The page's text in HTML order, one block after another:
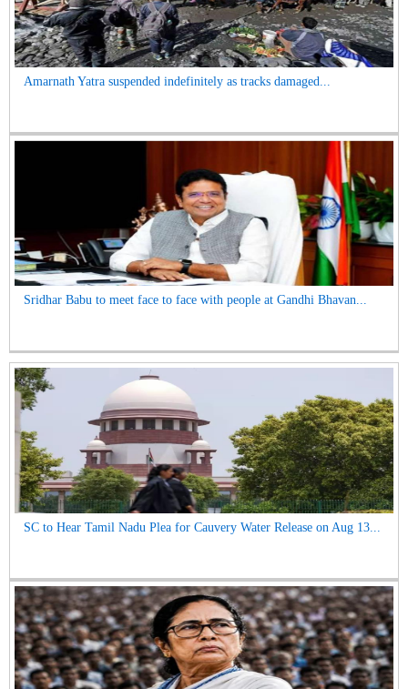
Amarnath Yatra suspended indefinitely as tracks damaged...
Sridhar Babu to meet face to face with people at Gandhi Bhavan...
SC to Hear Tamil Nadu Plea for Cauvery Water Release on Aug 13...